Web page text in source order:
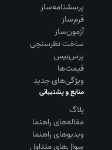
پرسشنامه‌ساز
فرم‌ساز
آزمون‌ساز
ساخت نظرسنجی
پرس‌بیس
قیمت‌ها
ویژگی‌های جدید
منابع و پشتیبانی
بلاگ
مقاله‌های راهنما
ویديوهای راهنما
سوال‌های متداول